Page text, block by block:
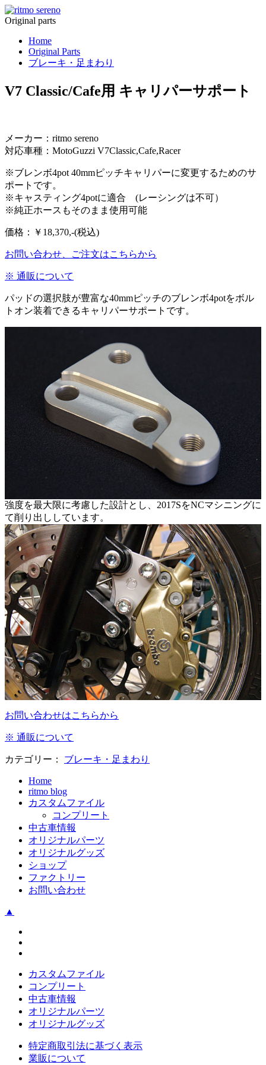
Original parts
Home
Original Parts
ブレーキ・足まわり
V7 Classic/Cafe用 キャリパーサポート
メーカー：ritmo sereno
対応車種：MotoGuzzi V7Classic,Cafe,Racer
※ブレンボ4pot 40mmピッチキャリパーに変更するためのサ
ポートです。
※キャスティング4potに適合 (レーシングは不可）
※純正ホースもそのまま使用可能
価格：￥18,370,-(税込)
お問い合わせ、ご注文はこちらから
※ 通販について
パッドの選択肢が豊富な40mmピッチのブレンボ4potをボル
トオン装着できるキャリパーサポートです。
強度を最大限に考慮した設計とし、2017SをNCマシニングに
て削り出ししています。
お問い合わせはこちらから
※ 通販について
カテゴリー： ブレーキ・足まわり
Home
ritmo blog
カスタムファイル
コンプリート
中古車情報
オリジナルパーツ
オリジナルグッズ
ショップ
ファクトリー
お問い合わせ
▲
カスタムファイル
コンプリート
中古車情報
オリジナルパーツ
オリジナルグッズ
特定商取引法に基づく表示
業販について